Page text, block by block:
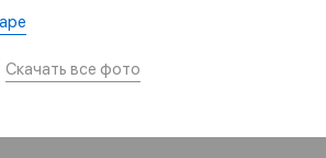
Скачать все фото